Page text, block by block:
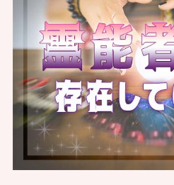
盛り塩をどうしても
にできる簡単なやり方
霊能者流、事故物件
僧侶の霊感が語らせ
霊的な被害を遠ざけ